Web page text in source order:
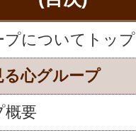
プについてトップ
る心グループ
概要